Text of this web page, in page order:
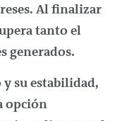
Al finalizar
tanto el
generados.
su estabilidad,
opción